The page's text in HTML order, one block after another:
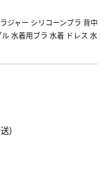
ジャー シリコーンブラ 背中
水着用ブラ 水着 ドレス 水
)